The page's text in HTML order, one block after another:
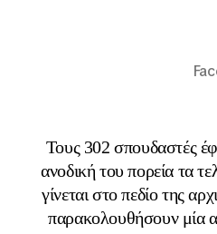
Τους 302 σπουδαστές
ανοδική του πορεία τα
γίνεται στο πεδίο της
παρακολουθήσουν μία